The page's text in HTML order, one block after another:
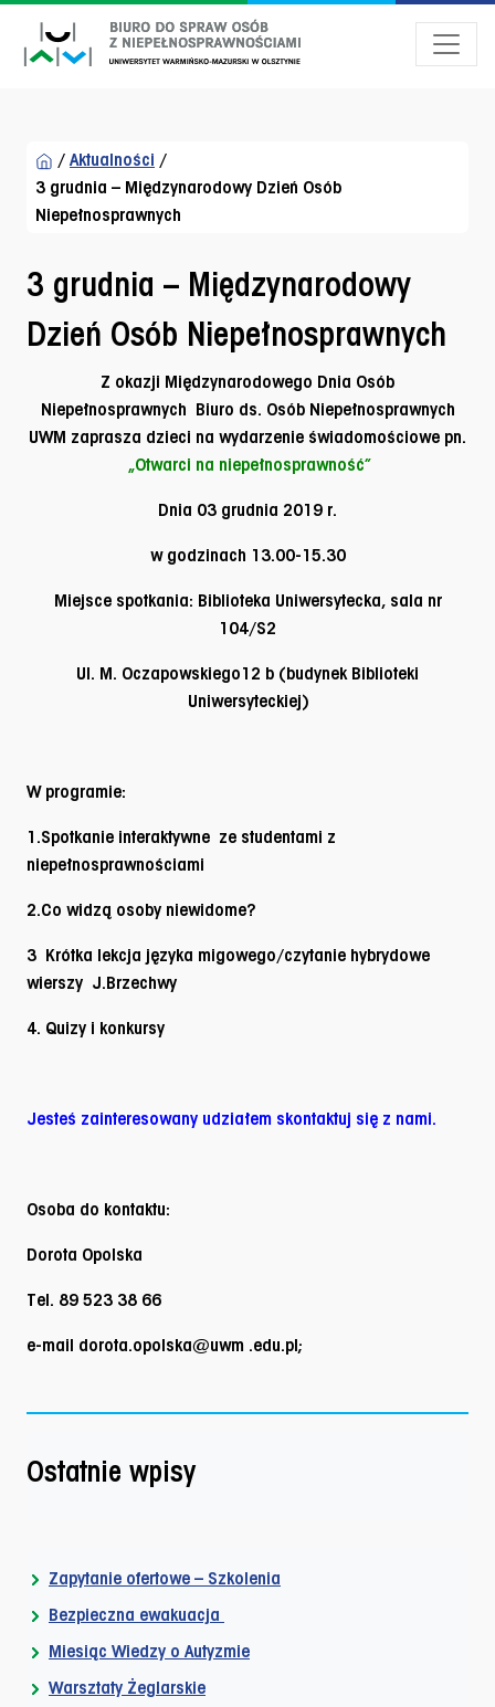
/ Aktualności /
3 grudnia – Międzynarodowy Dzień Osób
Niepełnosprawnych
3 grudnia – Międzynarodowy
Dzień Osób Niepełnosprawnych
Z okazji Międzynarodowego Dnia Osób
Niepełnosprawnych Biuro ds. Osób Niepełnosprawnych
UWM zaprasza dzieci na wydarzenie świadomościowe pn.
„Otwarci na niepełnosprawność”
Dnia 03 grudnia 2019 r.
w godzinach 13.00-15.30
Miejsce spotkania: Biblioteka Uniwersytecka, sala nr
104/S2
Ul. M. Oczapowskiego12 b (budynek Biblioteki
Uniwersyteckiej)
W programie:
1.Spotkanie interaktywne ze studentami z
niepełnosprawnościami
2.Co widzą osoby niewidome?
3 Krótka lekcja języka migowego/czytanie hybrydowe
wierszy J.Brzechwy
4. Quizy i konkursy
Jesteś zainteresowany udziałem skontaktuj się z nami.
Osoba do kontaktu:
Dorota Opolska
Tel. 89 523 38 66
e-mail dorota.opolska@uwm .edu.pl;
Ostatnie wpisy
Zapytanie ofertowe – Szkolenia
Bezpieczna ewakuacja
Miesiąc Wiedzy o Autyzmie
Warsztaty Żeglarskie